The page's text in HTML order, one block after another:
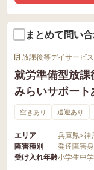
まとめて問い
放課後等デイサービス
就労準備型放
みらいサポー
空きあり 送迎あり
エリア 兵庫県>神
障害種別
発達障害
受け入れ年齢小学生中